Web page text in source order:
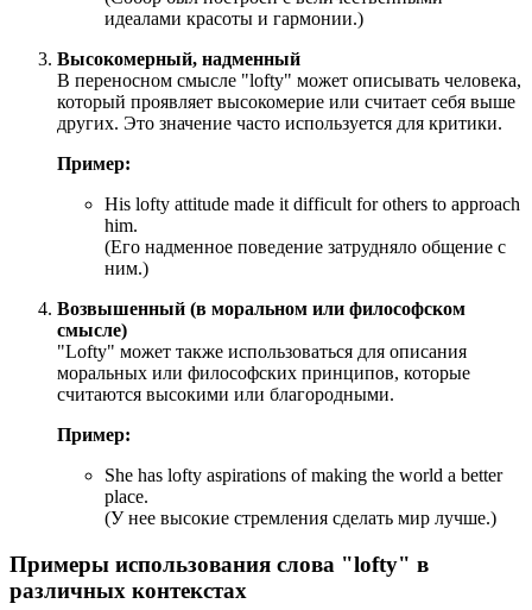
идеалами красоты и гармонии.)
Высокомерный, надменный
В переносном смысле "lofty" может описывать человека,
который проявляет высокомерие или считает себя выше
других. Это значение часто используется для критики.
Пример:
His lofty attitude made it difficult for others to approach
him.
(Его надменное поведение затрудняло общение с
ним.)
Возвышенный (в моральном или философском
смысле)
"Lofty" может также использоваться для описания
моральных или философских принципов, которые
считаются высокими или благородными.
Пример:
She has lofty aspirations of making the world a better
place.
(У нее высокие стремления сделать мир лучше.)
Примеры использования слова "lofty" в
различных контекстах